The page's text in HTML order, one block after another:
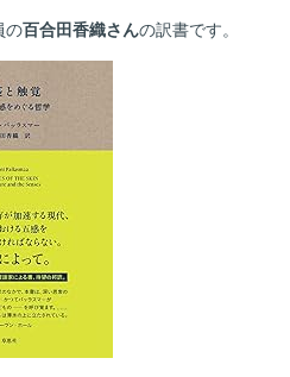
の百合田香織さんの訳書です。